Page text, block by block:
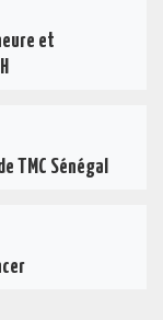
et
TMC Sénégal